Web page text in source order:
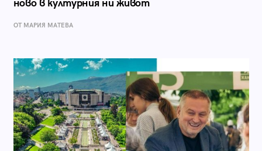
ново в културния ни живот
ОТ МАРИЯ МАТЕВА